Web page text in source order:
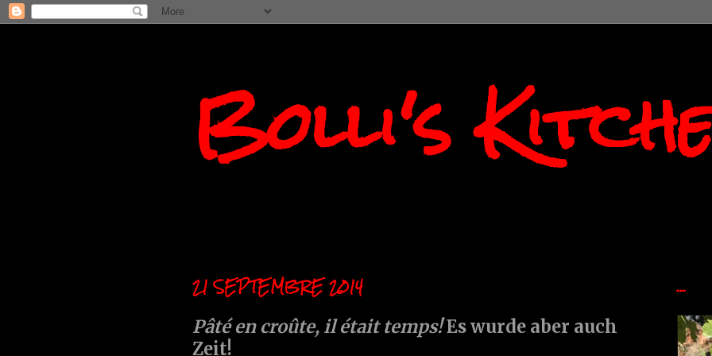
Bolli's
21 SEPTEMBRE 2014
Pâté en croûte, il était temps!Es wurde aber auch
Zeit!
...